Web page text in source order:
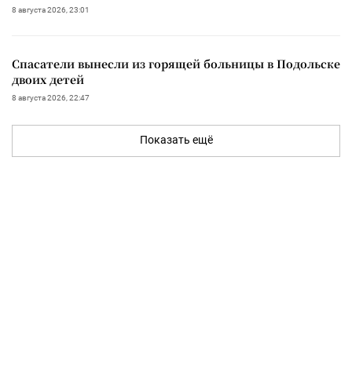
8 августа 2026, 23:01
Спасатели вынесли из горящей больницы в Подольске
двоих детей
8 августа 2026, 22:47
Показать ещё